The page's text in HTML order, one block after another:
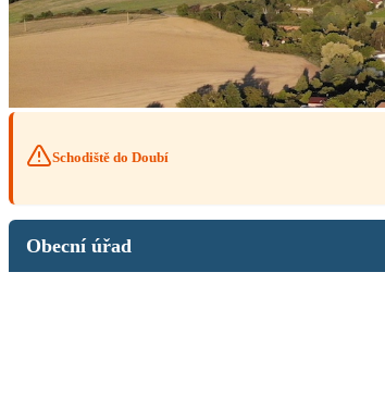
Schodiště do Doubí
Obecní úřad